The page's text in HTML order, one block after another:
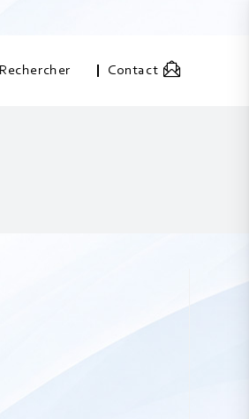
Rechercher Contact